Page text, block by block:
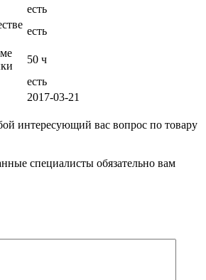
есть
есть
50 ч
есть
2017-03-21
интересующий вас вопрос по товару
специалисты обязательно вам